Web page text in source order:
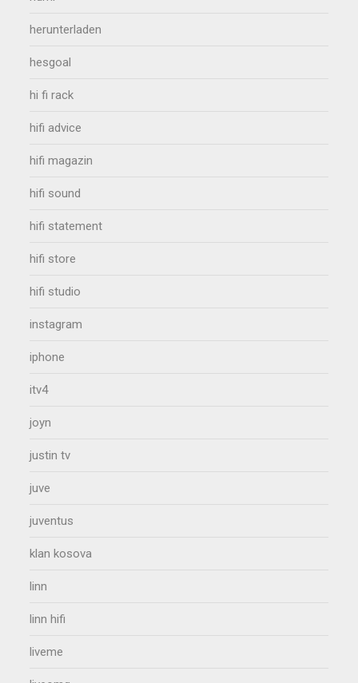
herunterladen
hesgoal
hi fi rack
hifi advice
hifi magazin
hifi sound
hifi statement
hifi store
hifi studio
instagram
iphone
itv4
joyn
justin tv
juve
juventus
klan kosova
linn
linn hifi
liveme